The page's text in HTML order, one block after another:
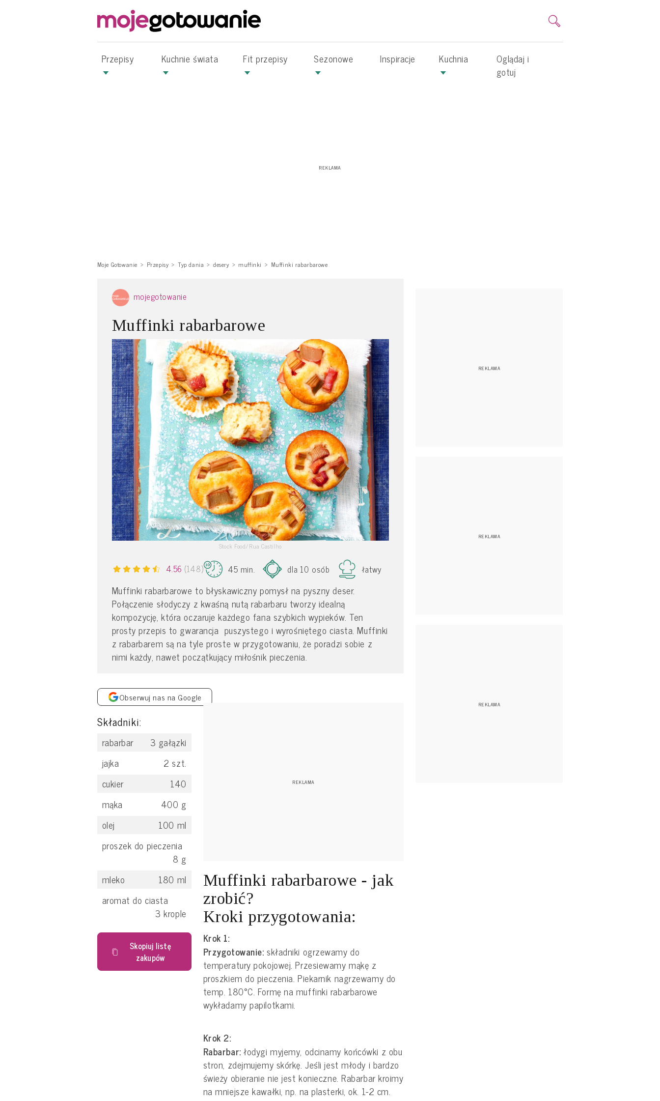
Przepisy Kuchnie świata Fit przepisy Sezonowe Inspiracje Kuchnia
Oglądaj i
gotuj
Moje Gotowanie Przepisy Typ dania desery muffinki Muffinki rabarbarowe
mojegotowanie
Muffinki rabarbarowe
Stock Food/Rua Castilho
4.56 (148) 45 min. dla 10 osób łatwy
Muffinki rabarbarowe to błyskawiczny pomysł na pyszny deser.
Połączenie słodyczy z kwaśną nutą rabarbaru tworzy idealną
kompozycję, która oczaruje każdego fana szybkich wypieków. Ten
prosty przepis to gwarancja puszystego i wyrośniętego ciasta. Muffinki
z rabarbarem są na tyle proste w przygotowaniu, że poradzi sobie z
nimi każdy, nawet początkujący miłośnik pieczenia.
Obserwuj nas na Google
Składniki:
rabarbar 3 gałązki
jajka
2 szt.
cukier
140
mąka
400 g
olej
100 ml
proszek do pieczenia
8 g
mleko
180 ml
aromat do ciasta
3 krople
Skopiuj listę
zakupów
Muffinki rabarbarowe - jak
zrobić?
Kroki przygotowania:
Krok 1:
Przygotowanie:składniki ogrzewamy do
temperatury pokojowej. Przesiewamy mąkę z
proszkiem do pieczenia. Piekarnik nagrzewamy do
temp. 180°C. Formę na muffinki rabarbarowe
wykładamy papilotkami.
Krok 2:
Rabarbar:łodygi myjemy, odcinamy końcówki z obu
stron, zdejmujemy skórkę. Jeśli jest młody i bardzo
świeży obieranie nie jest konieczne. Rabarbar kroimy
na mniejsze kawałki, np. na plasterki, ok. 1-2 cm.